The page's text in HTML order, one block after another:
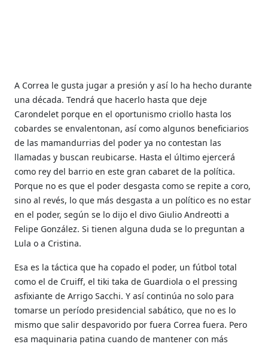
A Correa le gusta jugar a presión y así lo ha hecho durante
una década. Tendrá que hacerlo hasta que deje
Carondelet porque en el oportunismo criollo hasta los
cobardes se envalentonan, así como algunos beneficiarios
de las mamandurrias del poder ya no contestan las
llamadas y buscan reubicarse. Hasta el último ejercerá
como rey del barrio en este gran cabaret de la política.
Porque no es que el poder desgasta como se repite a coro,
sino al revés, lo que más desgasta a un político es no estar
en el poder, según se lo dijo el divo Giulio Andreotti a
Felipe González. Si tienen alguna duda se lo preguntan a
Lula o a Cristina.
Esa es la táctica que ha copado el poder, un fútbol total
como el de Cruiff, el tiki taka de Guardiola o el pressing
asfixiante de Arrigo Sacchi. Y así continúa no solo para
tomarse un período presidencial sabático, que no es lo
mismo que salir despavorido por fuera Correa fuera. Pero
esa maquinaria patina cuando de mantener con más